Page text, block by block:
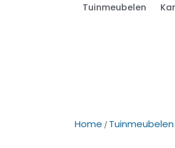
Tuinmeubelen
Home / Tuinmeubelen